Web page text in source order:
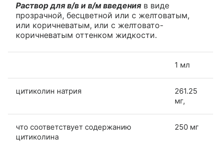
Раствор для в/в и в/м введения в виде
прозрачной, бесцветной или с желтоватым,
или коричневатым, или с желтовато-
коричневатым оттенком жидкости.
1 мл
цитиколин натрия
261.25
мг,
что соответствует содержанию
цитиколина
250 мг